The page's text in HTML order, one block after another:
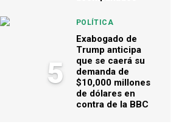
5
POLÍTICA
Exabogado de
Trump anticipa
que se caerá su
demanda de
$10,000 millones
de dólares en
contra de la BBC